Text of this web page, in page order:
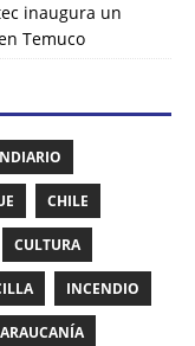
inaugura un
Temuco
CHILE
CULTURA
INCENDIO